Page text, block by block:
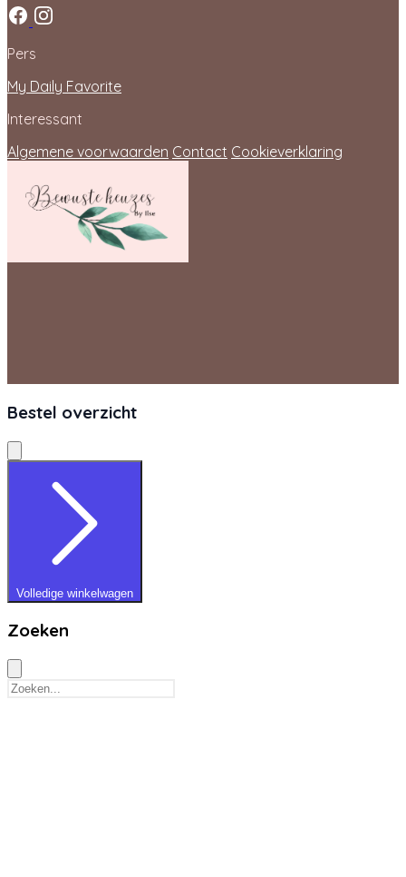
Pers
My Daily Favorite
Interessant
Algemene voorwaarden Contact Cookieverklaring
Bestel overzicht
Volledige winkelwagen
Zoeken